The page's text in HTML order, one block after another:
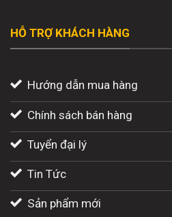
HỖ TRỢ KHÁCH HÀNG
Hướng dẫn mua hàng
Chính sách bán hàng
Tuyển đại lý
Tin Tức
Sản phẩm mới